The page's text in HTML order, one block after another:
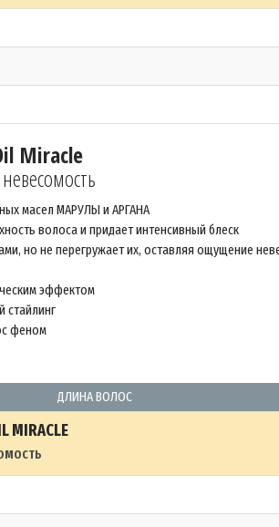
Miracle
масел МАРУЛЫ и АРГАНА
волоса и придает интенсивный блеск
но не перегружает их, оставляя ощущение
эффектом
стайлинг
феном
ДЛИНА ВОЛОС
MIRACLE